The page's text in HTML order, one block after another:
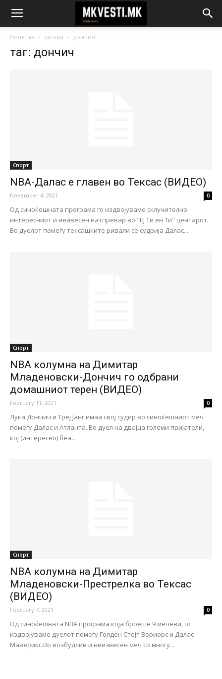
Почетна тагови дончич
таг: дончич
Спорт
NBA-Далас е главен во Тексас (ВИДЕО)
November 4, 2021 0
Од синоќешната програма го издвојуваме склучително
интересниот и неивесен натпревар во "Еј Ти ен Ти" центарот.
Во дуелот помеѓу тексашките ривали се судрија Далас...
Спорт
NBA колумна на Димитар
Младеновски-Дончич го одбрани
домашниот терен (ВИДЕО)
February 11, 2021 0
Лука Дончич и Треј Јанг имаа свој судир во синоќешниот меч
помеѓу Далас и Атланта. Во дуел на двајца големи пријатели,
кој (интересно) беа...
Спорт
NBA колумна на Димитар
Младеновски-Престрелка во Тексас
(ВИДЕО)
February 7, 2021 0
Од синоќешната NBA програма која броеше 9 мечеви, го
издвојуваме дуелот помеѓу Голден Стејт Вориорс и Далас
Маверикс.Во возбудлив и неизвесен меч со многу...